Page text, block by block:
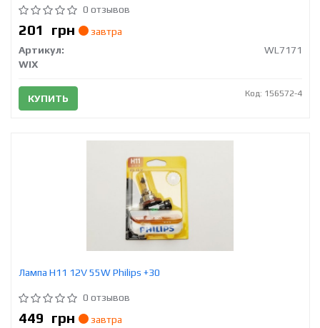
0 отзывов
201 грн
завтра
Артикул:
WL7171
WIX
КУПИТЬ Код: 156572-4
Лампа Н11 12V 55W Philips +30
0 отзывов
449 грн
завтра